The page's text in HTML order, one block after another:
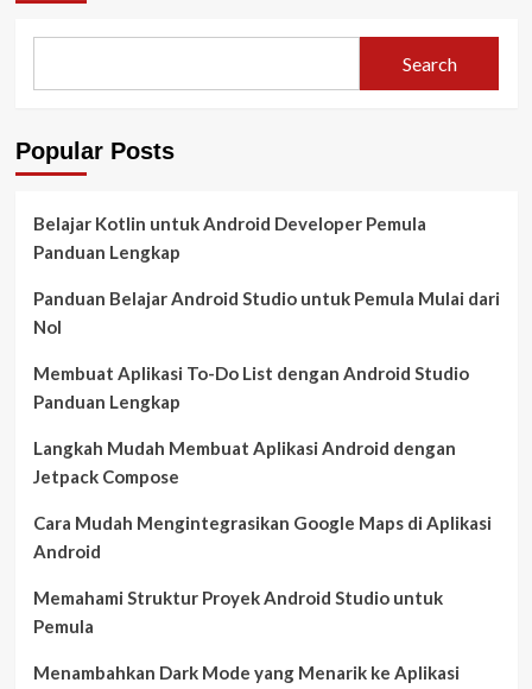
yang
ke
Search
Popular Posts
Belajar Kotlin untuk Android Developer Pemula
Panduan Lengkap
Panduan Belajar Android Studio untuk Pemula Mulai dari
Nol
Membuat Aplikasi To-Do List dengan Android Studio
Panduan Lengkap
Langkah Mudah Membuat Aplikasi Android dengan
Jetpack Compose
Cara Mudah Mengintegrasikan Google Maps di Aplikasi
Android
Memahami Struktur Proyek Android Studio untuk
Pemula
Menambahkan Dark Mode yang Menarik ke Aplikasi